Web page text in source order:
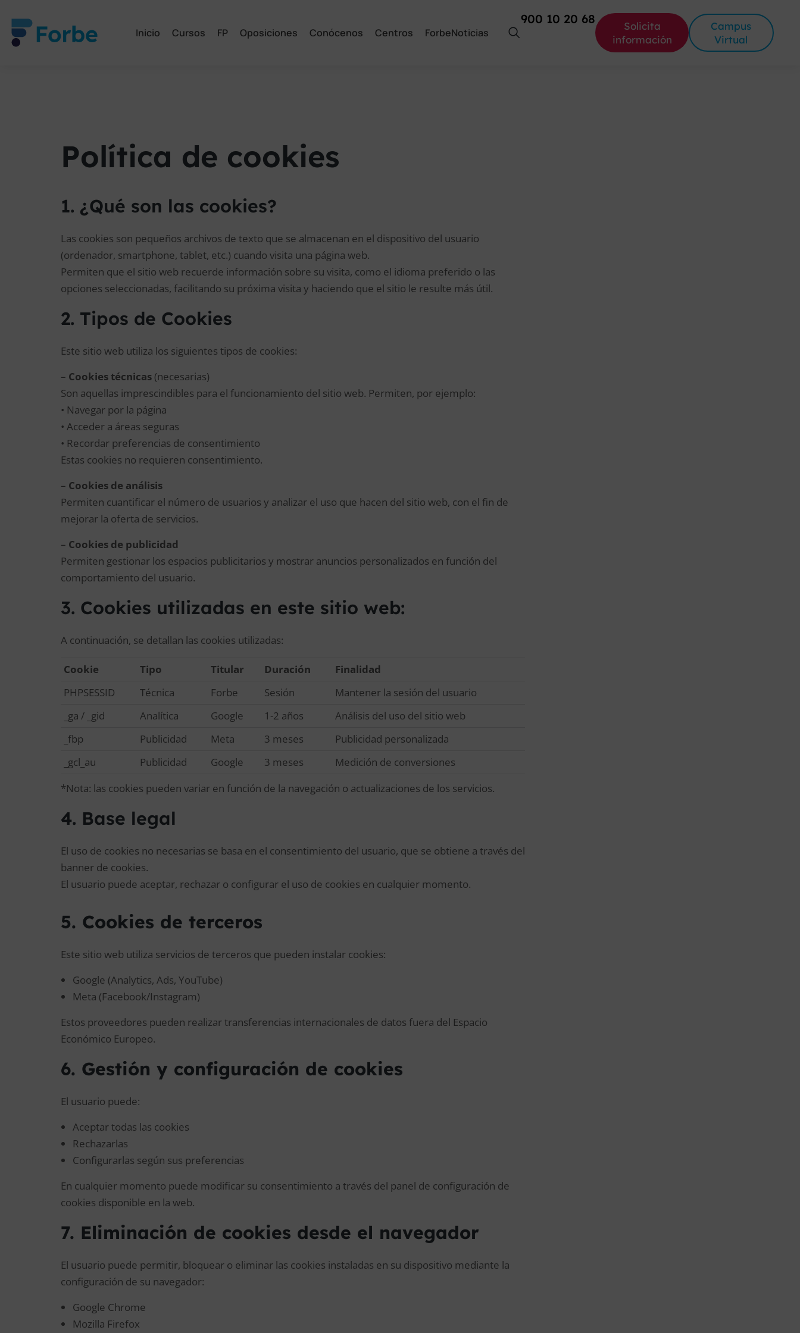
Inicio Cursos FP Oposiciones Conócenos Centros ForbeNoticias
900 10 20 68
Solicita
información
Campus
Virtual
Política de cookies
1. ¿Qué son las cookies?
Las cookies son pequeños archivos de texto que se almacenan en el dispositivo del usuario
(ordenador, smartphone, tablet, etc.) cuando visita una página web.
Permiten que el sitio web recuerde información sobre su visita, como el idioma preferido o las
opciones seleccionadas, facilitando su próxima visita y haciendo que el sitio le resulte más útil.
2. Tipos de Cookies
Este sitio web utiliza los siguientes tipos de cookies:
– Cookies técnicas (necesarias)
Son aquellas imprescindibles para el funcionamiento del sitio web. Permiten, por ejemplo:
• Navegar por la página
• Acceder a áreas seguras
• Recordar preferencias de consentimiento
Estas cookies no requieren consentimiento.
– Cookies de análisis
Permiten cuantificar el número de usuarios y analizar el uso que hacen del sitio web, con el fin de
mejorar la oferta de servicios.
– Cookies de publicidad
Permiten gestionar los espacios publicitarios y mostrar anuncios personalizados en función del
comportamiento del usuario.
3. Cookies utilizadas en este sitio web:
A continuación, se detallan las cookies utilizadas:
Cookie Tipo Titular Duración
Finalidad
PHPSESSID
Técnica Forbe Sesión
Mantener la sesión del usuario
_ga / _gid
Analítica Google 1-2 años
Análisis del uso del sitio web
_fbp
Publicidad Meta 3 meses
Publicidad personalizada
_gcl_au
Publicidad Google 3 meses
Medición de conversiones
*Nota: las cookies pueden variar en función de la navegación o actualizaciones de los servicios.
4. Base legal
El uso de cookies no necesarias se basa en el consentimiento del usuario, que se obtiene a través del
banner de cookies.
El usuario puede aceptar, rechazar o configurar el uso de cookies en cualquier momento.
5. Cookies de terceros
Este sitio web utiliza servicios de terceros que pueden instalar cookies:
Google (Analytics, Ads, YouTube)
Meta (Facebook/Instagram)
Estos proveedores pueden realizar transferencias internacionales de datos fuera del Espacio
Económico Europeo.
6. Gestión y configuración de cookies
El usuario puede:
Aceptar todas las cookies
Rechazarlas
Configurarlas según sus preferencias
En cualquier momento puede modificar su consentimiento a través del panel de configuración de
cookies disponible en la web.
7. Eliminación de cookies desde el navegador
El usuario puede permitir, bloquear o eliminar las cookies instaladas en su dispositivo mediante la
configuración de su navegador:
Google Chrome
Mozilla Firefox